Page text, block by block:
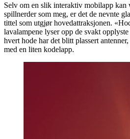
Selv om en slik interaktiv mobilapp
spillnerder som meg, er det de nevnte
tittel som utgjør hovedattraksjonen.
lavalampene lyser opp de svakt
hvert hode har det blitt plassert
med en liten kodelapp.